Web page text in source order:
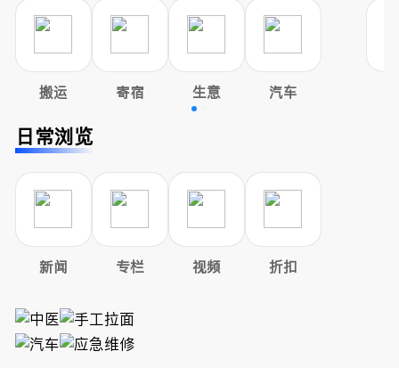
搬运 寄宿 生意 汽车
日常浏览
新闻 专栏 视频 折扣